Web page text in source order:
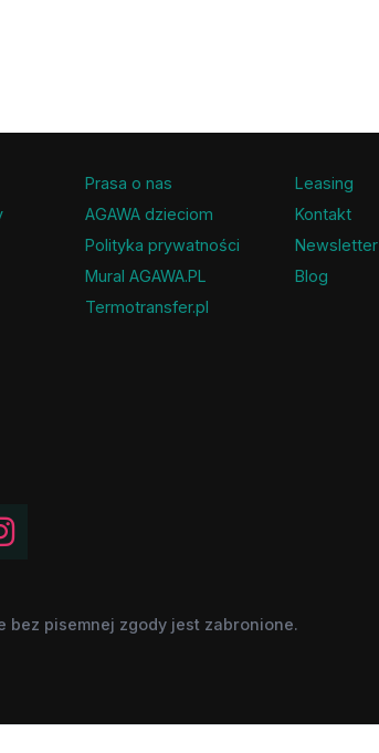
Prasa o nas
AGAWA dzieciom
Polityka prywatności
Mural AGAWA.PL
Termotransfer.pl
Leasing
Kontakt
Newsletter
Blog
bez pisemnej zgody jest zabronione.